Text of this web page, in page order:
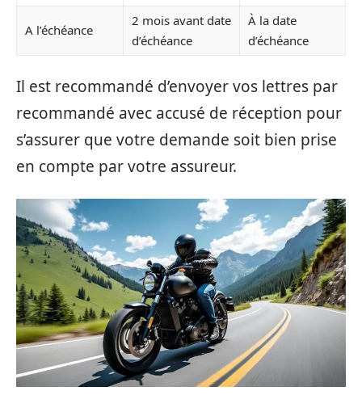
A l’échéance
2 mois avant date
d’échéance
À la date
d’échéance
Il est recommandé d’envoyer vos lettres par
recommandé avec accusé de réception pour
s’assurer que votre demande soit bien prise
en compte par votre assureur.